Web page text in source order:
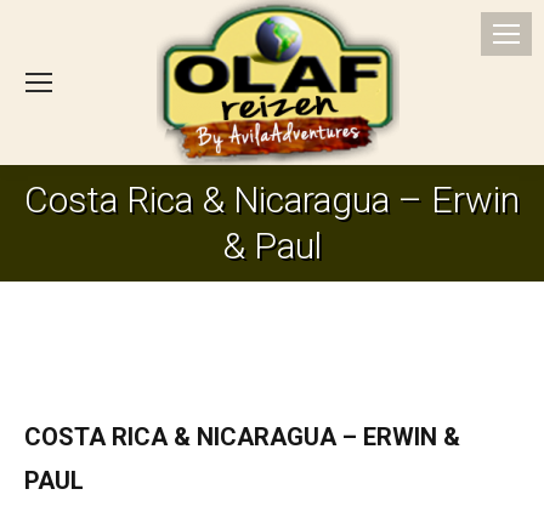
Costa Rica & Nicaragua – Erwin
& Paul
COSTA RICA & NICARAGUA – ERWIN &
PAUL